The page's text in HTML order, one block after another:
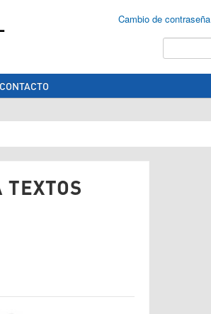
Cambio de contraseña
CONTACTO